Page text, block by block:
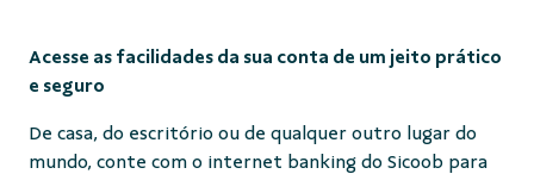
Acesse as facilidades da sua conta de um jeito prático
e seguro
De casa, do escritório ou de qualquer outro lugar do
mundo, conte com o internet banking do Sicoob para